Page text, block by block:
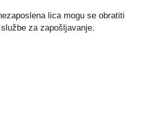
lica mogu se obratiti
za zapošljavanje.